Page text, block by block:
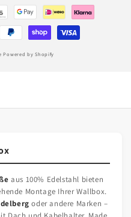
Powered by Shopify
aus 100% Edelstahl bieten
Montage Ihrer Wallbox.
oder andere Marken –